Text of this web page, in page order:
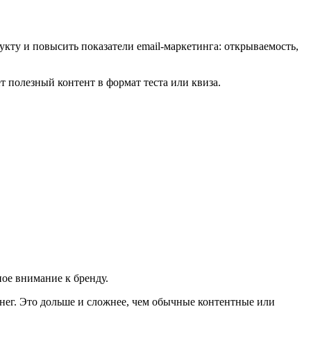
и повысить показатели email-маркетинга: открываемость,
контент в формат теста или квиза.
внимание к бренду.
Это дольше и сложнее, чем обычные контентные или